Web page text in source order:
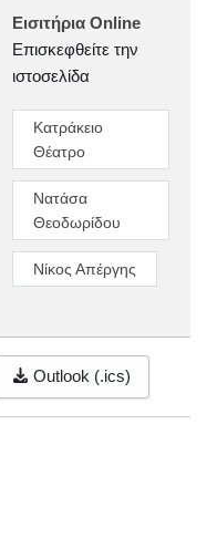
Εισιτήρια Online
Επισκεφθείτε την
ιστοσελίδα
Κατράκειο
Θέατρο
Νατάσα
Θεοδωρίδου
Νίκος Απέργης
Outlook (.ics)